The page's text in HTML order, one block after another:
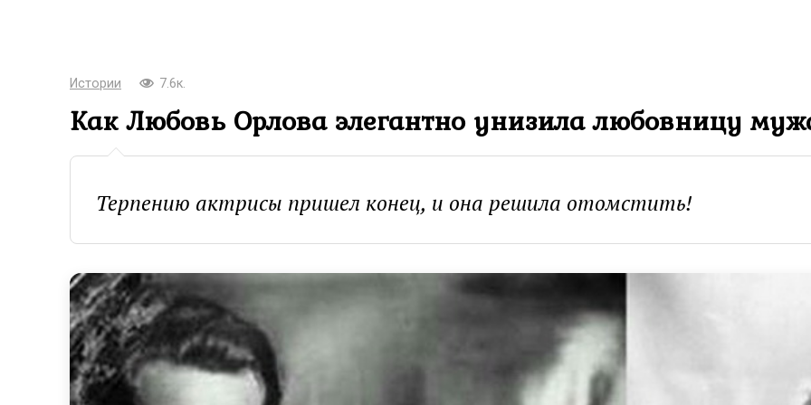
Истории 7.6к.
Как Любовь Орлова элегантно унизила любовницу
Терпению актрисы пришел конец, и она решила отомстить!